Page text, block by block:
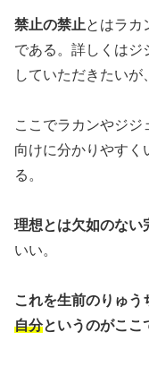
禁止の禁止とはラカ
である。詳しくはジ
していただきたいが
ここでラカンやジジ
向けに分かりやすく
る。
理想とは欠如のない
いい。
これを生前のりゅう
自分というのがここ